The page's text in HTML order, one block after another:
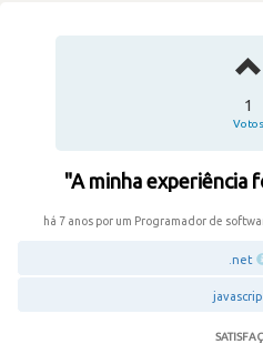
1
Votos
"A minha experiência
há 7 anos por um Programador de
.net